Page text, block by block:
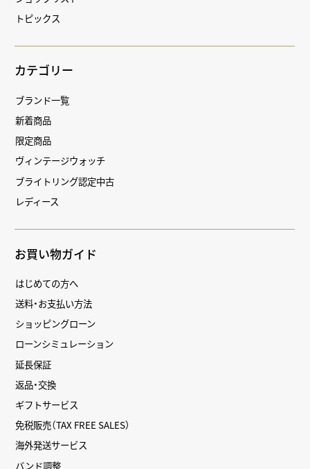
トピックス
カテゴリー
ブランド一覧
新着商品
限定商品
ヴィンテージウォッチ
ブライトリング認定中古
レディース
お買い物ガイド
はじめての方へ
送料・お支払い方法
ショッピングローン
ローンシミュレーション
延長保証
返品・交換
ギフトサービス
免税販売（TAX FREE SALES）
海外発送サービス
バンド調整